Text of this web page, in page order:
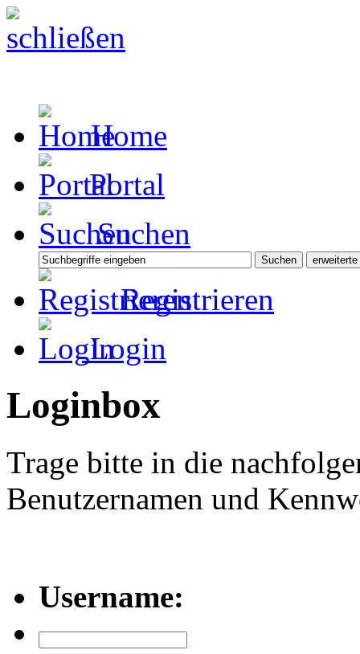
Home
Portal
Suchen
Registrieren
Login
Loginbox
Trage bitte in die
Benutzernamen und
Username: